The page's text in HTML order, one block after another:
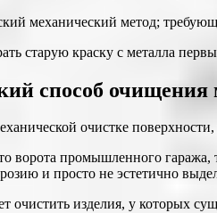
механический метод;
старую краску с металла
способ очищения
очистке
ворота промышленного гаража,
и просто не эстетично
очистить изделия, у которых